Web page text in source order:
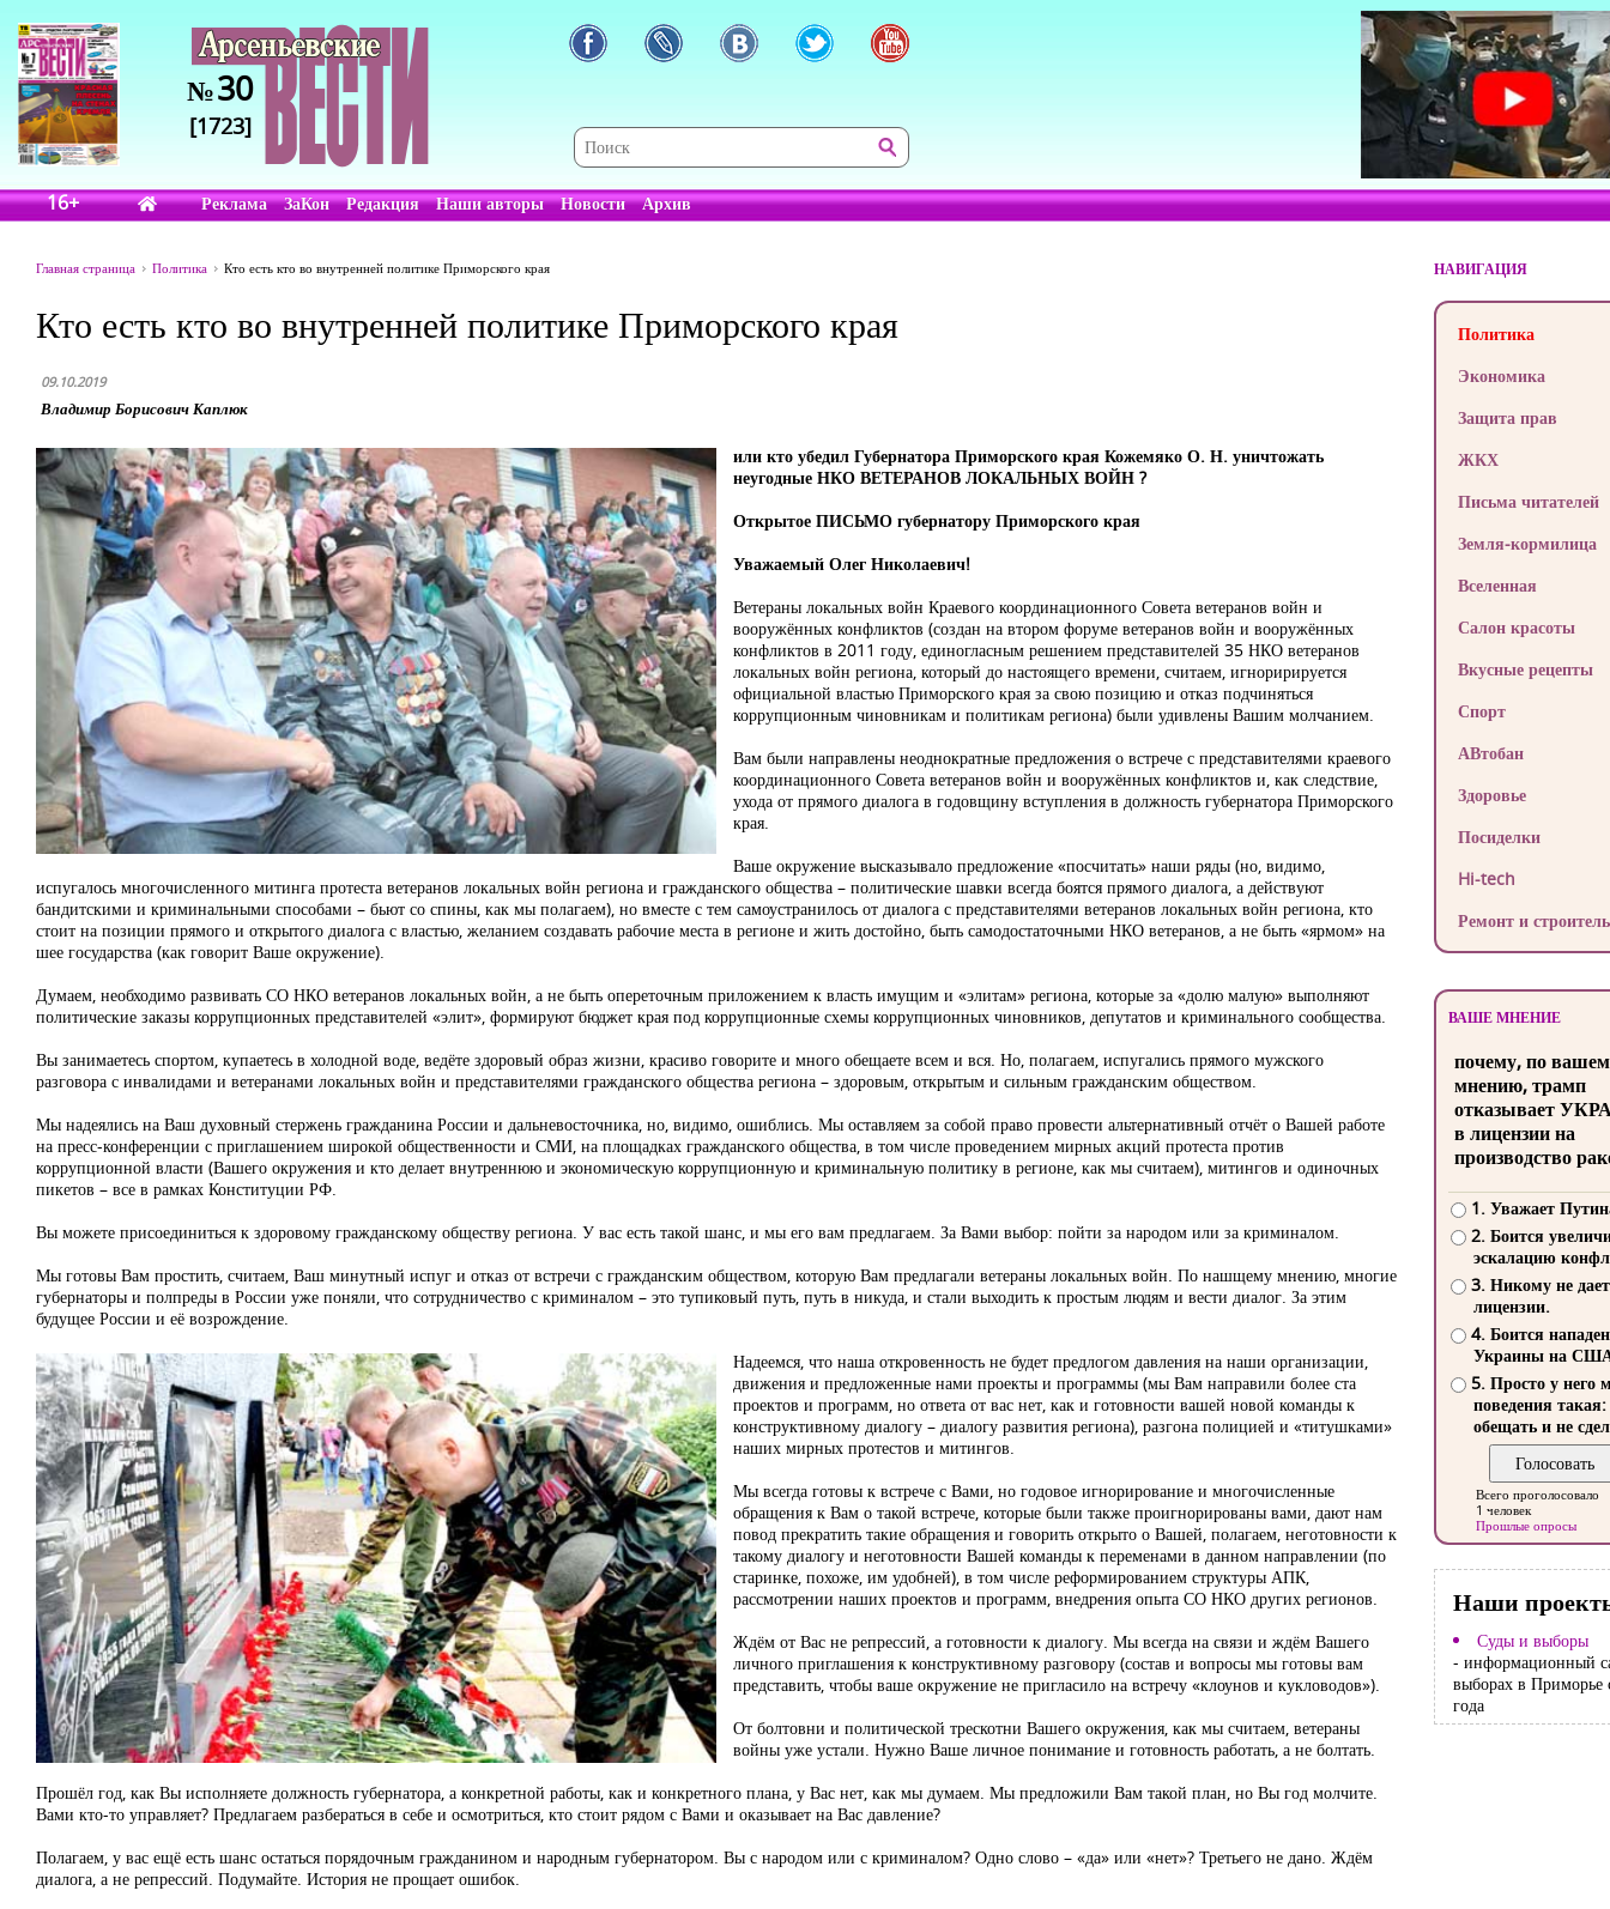
№30
[1723]
16+ Реклама ЗаКон Редакция Наши авторы Новости Архив
Главная страница Политика Кто есть кто во внутренней политике Приморского края
Кто есть кто во внутренней политике Приморского края
09.10.2019
Владимир Борисович Каплюк
или кто убедил Губернатора Приморского края Кожемяко О. Н. уничтожать
неугодные НКО ВЕТЕРАНОВ ЛОКАЛЬНЫХ ВОЙН ?
Открытое ПИСЬМО губернатору Приморского края
Уважаемый Олег Николаевич!
Ветераны локальных войн Краевого координационного Совета ветеранов войн и
вооружённых конфликтов (создан на втором форуме ветеранов войн и вооружённых
конфликтов в 2011 году, единогласным решением представителей 35 НКО ветеранов
локальных войн региона, который до настоящего времени, считаем, игноририруется
официальной властью Приморского края за свою позицию и отказ подчиняться
коррупционным чиновникам и политикам региона) были удивлены Вашим молчанием.
Вам были направлены неоднократные предложения о встрече с представителями краевого
координационного Совета ветеранов войн и вооружённых конфликтов и, как следствие,
ухода от прямого диалога в годовщину вступления в должность губернатора Приморского
края.
Ваше окружение высказывало предложение «посчитать» наши ряды (но, видимо,
испугалось многочисленного митинга протеста ветеранов локальных войн региона и гражданского общества – политические шавки всегда боятся прямого диалога, а действуют
бандитскими и криминальными способами – бьют со спины, как мы полагаем), но вместе с тем самоустранилось от диалога с представителями ветеранов локальных войн региона, кто
стоит на позиции прямого и открытого диалога с властью, желанием создавать рабочие места в регионе и жить достойно, быть самодостаточными НКО ветеранов, а не быть «ярмом» на
шее государства (как говорит Ваше окружение).
Думаем, необходимо развивать СО НКО ветеранов локальных войн, а не быть опереточным приложением к власть имущим и «элитам» региона, которые за «долю малую» выполняют
политические заказы коррупционных представителей «элит», формируют бюджет края под коррупционные схемы коррупционных чиновников, депутатов и криминального сообщества.
Вы занимаетесь спортом, купаетесь в холодной воде, ведёте здоровый образ жизни, красиво говорите и много обещаете всем и вся. Но, полагаем, испугались прямого мужского
разговора с инвалидами и ветеранами локальных войн и представителями гражданского общества региона – здоровым, открытым и сильным гражданским обществом.
Мы надеялись на Ваш духовный стержень гражданина России и дальневосточника, но, видимо, ошиблись. Мы оставляем за собой право провести альтернативный отчёт о Вашей работе
на пресс-конференции с приглашением широкой общественности и СМИ, на площадках гражданского общества, в том числе проведением мирных акций протеста против
коррупционной власти (Вашего окружения и кто делает внутреннюю и экономическую коррупционную и криминальную политику в регионе, как мы считаем), митингов и одиночных
пикетов – все в рамках Конституции РФ.
Вы можете присоединиться к здоровому гражданскому обществу региона. У вас есть такой шанс, и мы его вам предлагаем. За Вами выбор: пойти за народом или за криминалом.
Мы готовы Вам простить, считаем, Ваш минутный испуг и отказ от встречи с гражданским обществом, которую Вам предлагали ветераны локальных войн. По нашщему мнению, многие
губернаторы и полпреды в России уже поняли, что сотрудничество с криминалом – это тупиковый путь, путь в никуда, и стали выходить к простым людям и вести диалог. За этим
будущее России и её возрождение.
Надеемся, что наша откровенность не будет предлогом давления на наши организации,
движения и предложенные нами проекты и программы (мы Вам направили более ста
проектов и программ, но ответа от вас нет, как и готовности вашей новой команды к
конструктивному диалогу – диалогу развития региона), разгона полицией и «титушками»
наших мирных протестов и митингов.
Мы всегда готовы к встрече с Вами, но годовое игнорирование и многочисленные
обращения к Вам о такой встрече, которые были также проигнорированы вами, дают нам
повод прекратить такие обращения и говорить открыто о Вашей, полагаем, неготовности к
такому диалогу и неготовности Вашей команды к переменами в данном направлении (по
старинке, похоже, им удобней), в том числе реформированием структуры АПК,
рассмотрении наших проектов и программ, внедрения опыта СО НКО других регионов.
Ждём от Вас не репрессий, а готовности к диалогу. Мы всегда на связи и ждём Вашего
личного приглашения к конструктивному разговору (состав и вопросы мы готовы вам
представить, чтобы ваше окружение не пригласило на встречу «клоунов и кукловодов»).
От болтовни и политической трескотни Вашего окружения, как мы считаем, ветераны
войны уже устали. Нужно Ваше личное понимание и готовность работать, а не болтать.
Прошёл год, как Вы исполняете должность губернатора, а конкретной работы, как и конкретного плана, у Вас нет, как мы думаем. Мы предложили Вам такой план, но Вы год молчите.
Вами кто-то управляет? Предлагаем разбераться в себе и осмотриться, кто стоит рядом с Вами и оказывает на Вас давление?
Полагаем, у вас ещё есть шанс остаться порядочным гражданином и народным губернатором. Вы с народом или с криминалом? Одно слово – «да» или «нет»? Третьего не дано. Ждём
диалога, а не репрессий. Подумайте. История не прощает ошибок.
НАВИГАЦИЯ
Политика
Экономика
Защита прав
ЖКХ
Письма читателей
Земля-кормилица
Вселенная
Салон красоты
Вкусные рецепты
Спорт
АВтобан
Здоровье
Посиделки
Hi-tech
Ремонт и
ВАШЕ МНЕНИЕ
почему, по
мнению, трамп
отказывает
в лицензии на
производство
1. Уважает
2. Боится
эскалацию
3. Никому не
лицензии.
4. Боится
Украины на
5. Просто у него
поведения такая:
обещать и не
Всего проголосовало
1 человек
Прошлые опросы
Наши
Суды и выборы
- информационный
выборах в Приморье
года